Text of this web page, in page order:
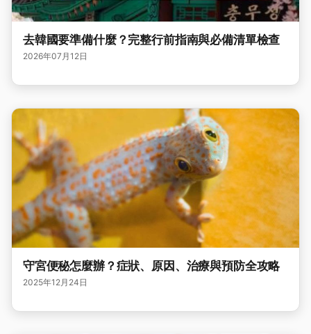
去韓國要準備什麼？完整行前指南與必備清單檢查
2026年07月12日
守宮便秘怎麼辦？症狀、原因、治療與預防全攻略
2025年12月24日